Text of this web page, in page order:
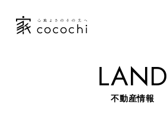
LAND
不動産情報